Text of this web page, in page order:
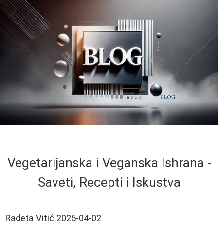
Vegetarijanska i Veganska Ishrana -
Saveti, Recepti i Iskustva
Radeta Vitić 2025-04-02